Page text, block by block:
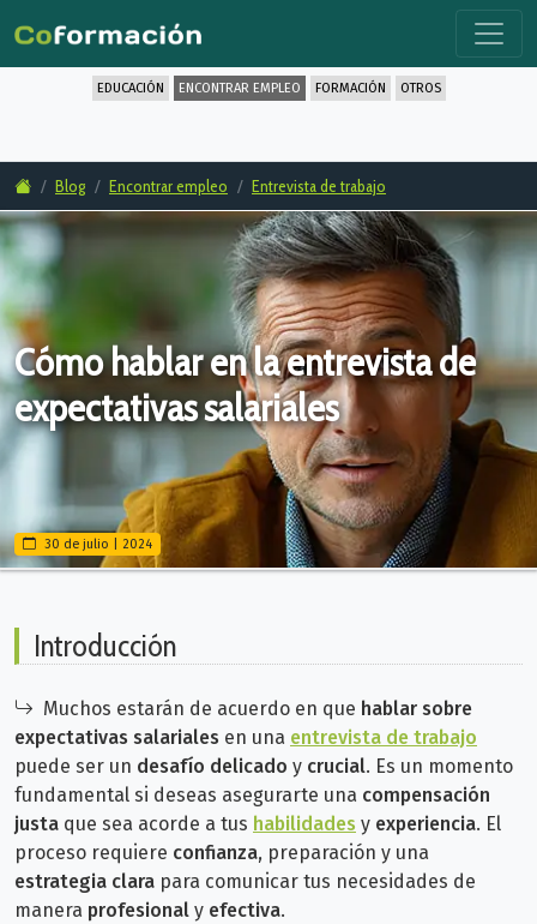
EDUCACIÓN ENCONTRAR EMPLEO FORMACIÓN OTROS
Blog Encontrar empleo Entrevista de trabajo
Cómo hablar en la entrevista de
expectativas salariales
30 de julio | 2024
Introducción
Muchos estarán de acuerdo en que hablar sobre
expectativas salariales en una entrevista de trabajo
puede ser un desafío delicado y crucial. Es un momento
fundamental si deseas asegurarte una compensación
justa que sea acorde a tus habilidades y experiencia. El
proceso requiere confianza, preparación y una
estrategia clara para comunicar tus necesidades de
manera profesional y efectiva.